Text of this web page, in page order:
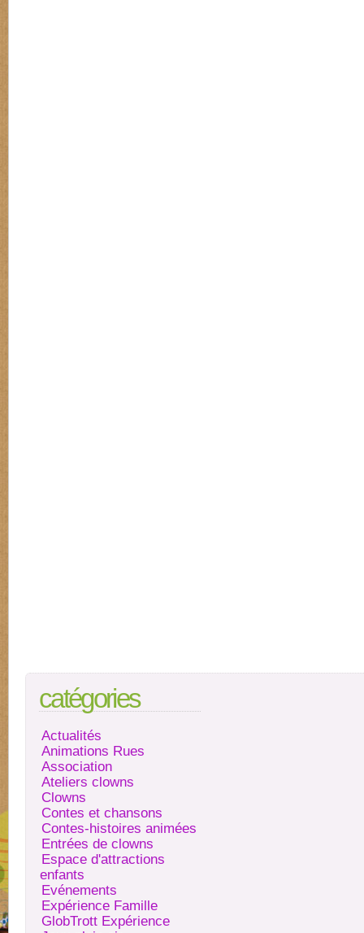
catégories
Actualités
Animations Rues
Association
Ateliers clowns
Clowns
Contes et chansons
Contes-histoires animées
Entrées de clowns
Espace d'attractions
enfants
Evénements
Expérience Famille
GlobTrott Expérience